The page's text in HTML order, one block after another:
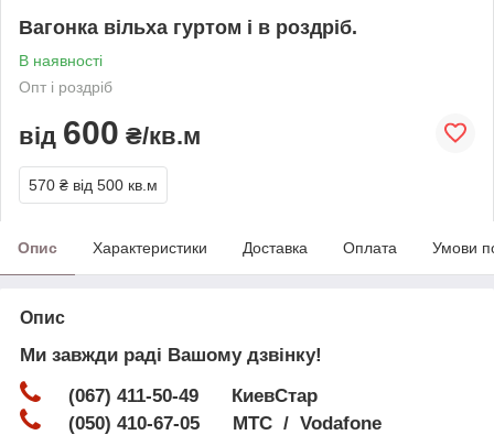
Вагонка вільха гуртом і в роздріб.
В наявності
Опт і роздріб
від 600 ₴/кв.м
570 ₴ від 500 кв.м
Опис Характеристики Доставка Оплата Умови
Опис
Ми завжди раді Вашому дзвінку!
(067) 411-50-49 КиевСтар
(050) 410-67-05 МТС / Vodafone